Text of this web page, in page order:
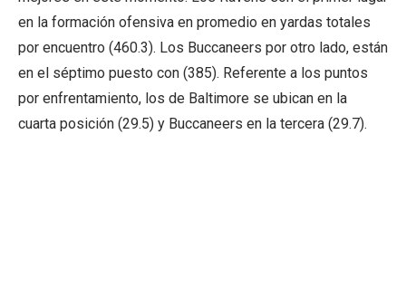
en la formación ofensiva en promedio en yardas totales
por encuentro (460.3). Los Buccaneers por otro lado, están
en el séptimo puesto con (385). Referente a los puntos
por enfrentamiento, los de Baltimore se ubican en la
cuarta posición (29.5) y Buccaneers en la tercera (29.7).